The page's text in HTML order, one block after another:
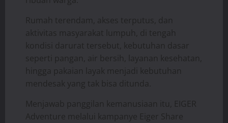
Rumah terendam, akses terputus, dan
aktivitas masyarakat lumpuh, di tengah
kondisi darurat tersebut, kebutuhan dasar
seperti pangan, air bersih, layanan kesehatan,
hingga pakaian layak menjadi kebutuhan
mendesak yang tak bisa ditunda.
Menjawab panggilan kemanusiaan itu, EIGER
Adventure melalui kampanye Eiger Share